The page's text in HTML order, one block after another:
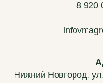
8 920
Нижний Новгород,
Мы за долгосрочное
Частые вопросы